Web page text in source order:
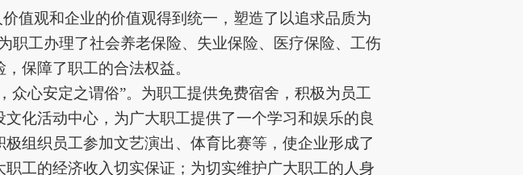
值观和企业的价值观得到统一，塑造了以追求品质为
职工办理了社会养老保险、失业保险、医疗保险、工伤
保障了职工的合法权益。
众心安定之谓俗”。为职工提供免费宿舍，积极为员工
化活动中心，为广大职工提供了一个学习和娱乐的良
组织员工参加文艺演出、体育比赛等，使企业形成了
工的经济收入切实保证；为切实维护广大职工的人身